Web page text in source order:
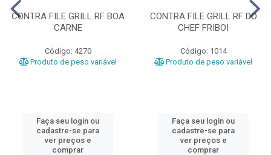
CONTRA FILE GRILL RF BOA
CARNE
Código: 4270
Produto de peso variável
Faça seu login ou
cadastre-se para
ver preços e
comprar
CONTRA FILE GRILL RF DO
CHEF FRIBOI
Código: 1014
Produto de peso variável
Faça seu login ou
cadastre-se para
ver preços e
comprar